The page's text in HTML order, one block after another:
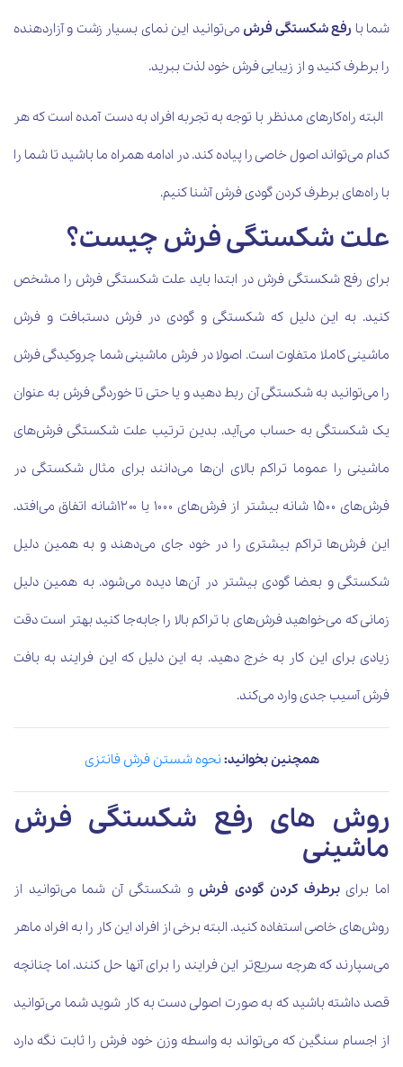
شما با رفع شکستگی فرش می‌توانید این نمای بسیار زشت و آزاردهنده
را برطرف کنید و از زیبایی فرش خود لذت ببرید.
البته راه‌کارهای مدنظر با توجه به تجربه افراد به دست آمده است که هر
کدام می‌تواند اصول خاصی را پیاده کند. در ادامه همراه ما باشید تا شما را
با راه‌های برطرف کردن گودی فرش آشنا کنیم.
علت شکستگی فرش چیست؟
برای رفع شکستگی فرش در ابتدا باید علت شکستگی فرش را مشخص
کنید. به این دلیل که شکستگی و گودی در فرش دستبافت و فرش
ماشینی کاملا متفاوت است. اصولا در فرش ماشینی شما چروکیدگی فرش
را می‌توانید به شکستگی آن ربط دهید و یا حتی تا خوردگی فرش به عنوان
یک شکستگی به حساب می‌آید. بدین ترتیب علت شکستگی فرش‌های
ماشینی را عموما تراکم بالای ان‌ها می‌دانند برای مثال شکستگی در
فرش‌های ۱۵۰۰ شانه بیشتر از فرش‌های ۱۰۰۰ یا ۱۲۰۰شانه اتفاق می‌افتد.
این فرش‌ها تراکم بیشتری را در خود جای می‌دهند و به همین دلیل
شکستگی و بعضا گودی بیشتر در آن‌ها دیده می‌شود. به همین دلیل
زمانی که می‌خواهید فرش‌های با تراکم بالا را جابه‌جا کنید بهتر است دقت
زیادی برای این کار به خرج دهید. به این دلیل که این فرایند به بافت
فرش آسیب جدی وارد می‌کند.
همچنین بخوانید:نحوه شستن فرش فانتزی
روش های رفع شکستگی فرش
ماشینی
اما برایبرطرف کردن گودی فرش و شکستگی آن شما می‌توانید از
روش‌های خاصی استفاده کنید. البته برخی از افراد این کار را به افراد ماهر
می‌سپارند که هرچه سریع‌تر این فرایند را برای آنها حل کنند. اما چنانچه
قصد داشته باشید که به صورت اصولی دست به کار شوید شما می‌توانید
از اجسام سنگین که می‌تواند به واسطه وزن خود فرش را ثابت نگه دارد